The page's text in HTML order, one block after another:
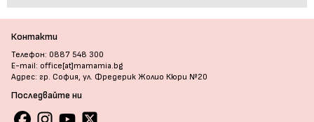
Контакти
Телефон: 0887 548 300
E-mail: office[at]mamamia.bg
Адрес: гр. София, ул. Фредерик Жолио Кюри №20
Последвайте ни